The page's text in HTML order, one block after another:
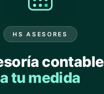
HS ASESORES
contable
a tu medida